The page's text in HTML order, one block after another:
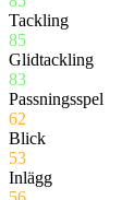
Tackling
85
Glidtackling
83
Passningsspel
62
Blick
53
Inlägg